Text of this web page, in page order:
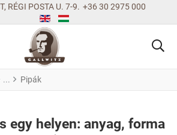
RÉGI POSTA U. 7-9. +36 30 2975 000
Pipák
egy helyen: anyag, forma